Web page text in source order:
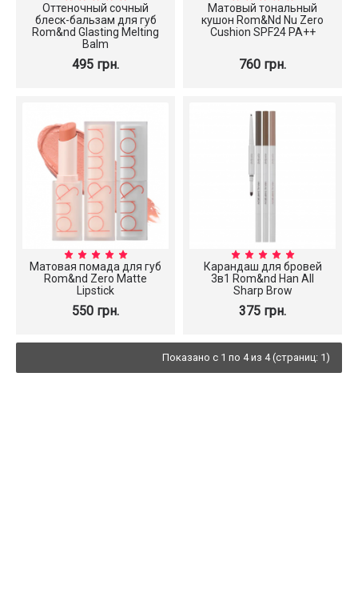
Оттеночный сочный
блеск-бальзам для губ
Rom&nd Glasting Melting
Balm
495 грн.
Матовый тональный
кушон Rom&Nd Nu Zero
Cushion SPF24 PA++
760 грн.
Матовая помада для губ
Rom&nd Zero Matte
Lipstick
550 грн.
Карандаш для бровей
3в1 Rom&nd Han All
Sharp Brow
375 грн.
Показано с 1 по 4 из 4 (страниц: 1)